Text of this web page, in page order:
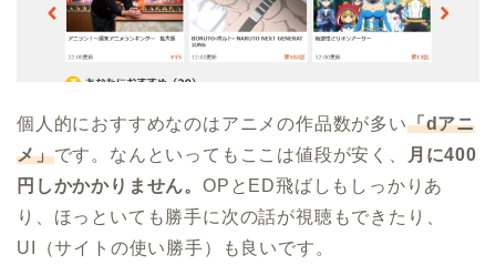
個人的におすすめなのはアニメの作品数が多い「dアニ
メ」です。なんといってもここは値段が安く、
月に400
円しかかかりません。 OPとED飛ばしもしっかりあ
り、ほっといても勝手に次の話が視聴もできたり、
UI（サイトの使い勝手）も良いです。